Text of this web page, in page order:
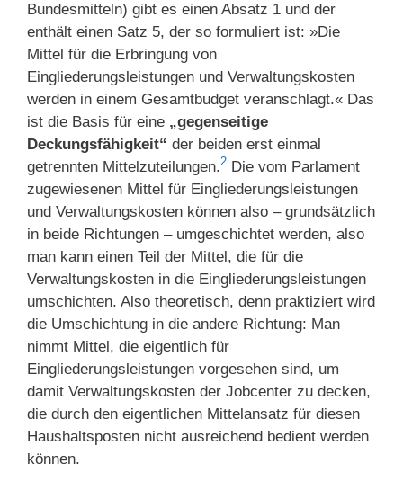
Bundesmitteln) gibt es einen Absatz 1 und der
enthält einen Satz 5, der so formuliert ist: »Die
Mittel für die Erbringung von
Eingliederungsleistungen und Verwaltungskosten
werden in einem Gesamtbudget veranschlagt.« Das
ist die Basis für eine „gegenseitige
Deckungsfähigkeit“ der beiden erst einmal
getrennten Mittelzuteilungen.2 Die vom Parlament
zugewiesenen Mittel für Eingliederungsleistungen
und Verwaltungskosten können also – grundsätzlich
in beide Richtungen – umgeschichtet werden, also
man kann einen Teil der Mittel, die für die
Verwaltungskosten in die Eingliederungsleistungen
umschichten. Also theoretisch, denn praktiziert wird
die Umschichtung in die andere Richtung: Man
nimmt Mittel, die eigentlich für
Eingliederungsleistungen vorgesehen sind, um
damit Verwaltungskosten der Jobcenter zu decken,
die durch den eigentlichen Mittelansatz für diesen
Haushaltsposten nicht ausreichend bedient werden
können.